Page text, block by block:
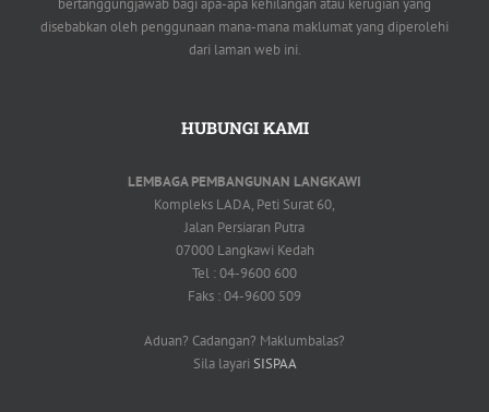
disebabkan oleh penggunaan mana-mana maklumat yang diperolehi
dari laman web ini.
HUBUNGI KAMI
LEMBAGA PEMBANGUNAN LANGKAWI
Kompleks LADA, Peti Surat 60,
Jalan Persiaran Putra
07000 Langkawi Kedah
Tel : 04-9600 600
Faks : 04-9600 509
Aduan? Cadangan? Maklumbalas?
Sila layari SISPAA